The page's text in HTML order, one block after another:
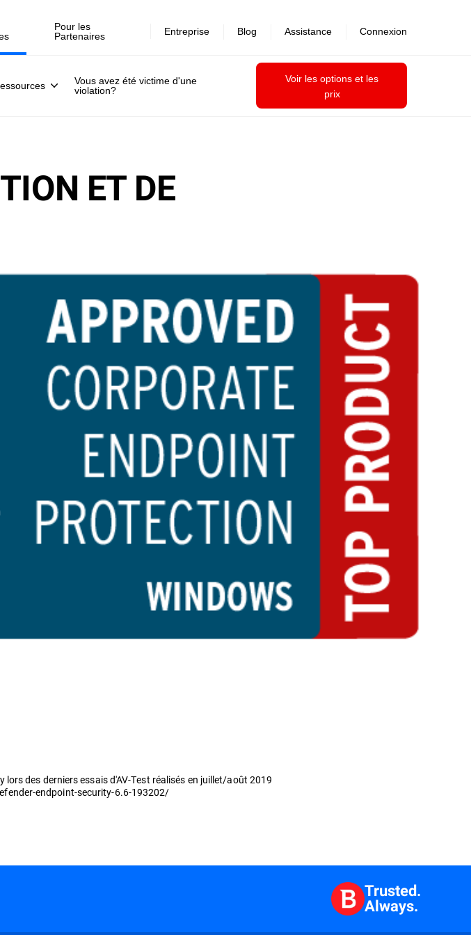
Vous avez été victime d'une
violation?
Voir les options et les
prix
Pour les
Partenaires
Entreprise Blog Assistance Connexion
ET DE
des derniers essais d'AV-Test réalisés en juillet/août 2019
endpoint-security-6.6-193202/
Trusted.
Always.